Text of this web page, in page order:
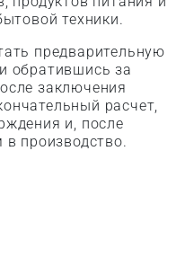
техники.
предварительную
обратившись за
заключения
расчет,
и, после
в производство.